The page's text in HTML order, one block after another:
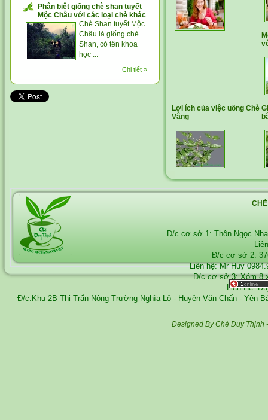
Phân biệt giống chè shan tuyết
Mộc Châu với các loại chè khác
Chè Shan tuyết Mộc
Châu là giống chè
Shan, có tên khoa
học ...
Chi tiết »
Lợi ích của việc uống Chè
Vằng
Đ/c cơ sở 1: Thôn Ngọc
Đ/c cơ sở 2:
Liên hệ: Mr Huy
Đ/c cơ sở 3: Xóm 8
Liên Hệ:
Đ/c:Khu 2B Thị Trấn Nông Trường Nghĩa Lộ - Huyện Văn Chấn - Yên
Designed By Chè Duy Thịnh -